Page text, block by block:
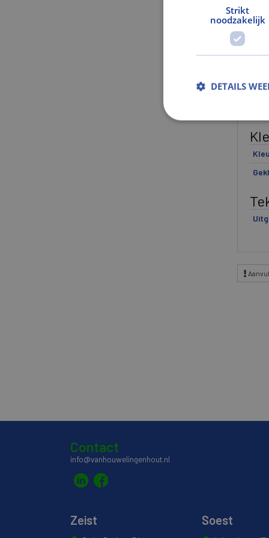
Contact
info@vanhouwelingenhout.nl
Zeist Soest
Strikt
noodzakelijk
DETAILS